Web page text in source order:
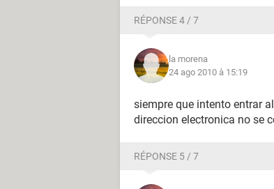
RÉPONSE 4 / 7
la morena
24 ago 2010 à 15:19
siempre que intento entrar
direccion electronica no se
RÉPONSE 5 / 7